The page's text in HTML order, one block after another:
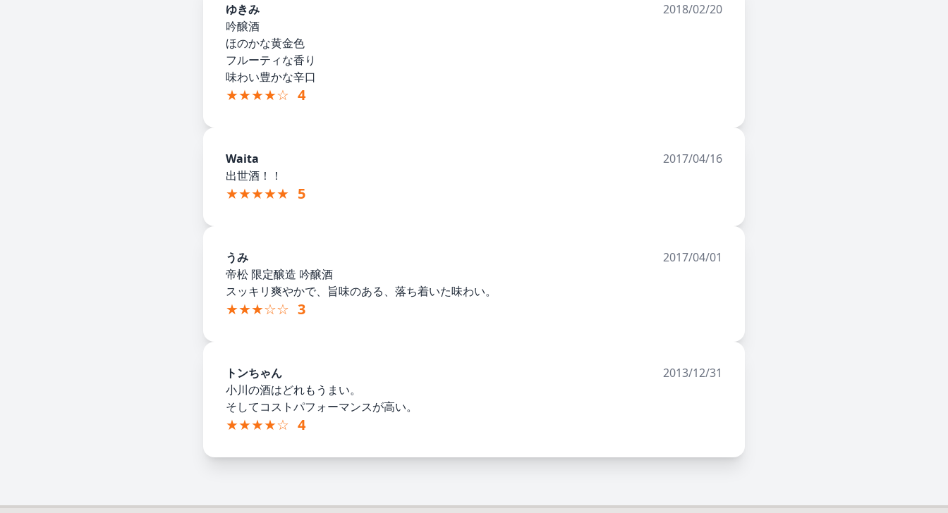
ゆきみ
2018/02/20
吟醸酒
ほのかな黄金色
フルーティな香り
味わい豊かな辛口
★★★★☆ 4
Waita
2017/04/16
出世酒！！
★★★★★ 5
うみ
2017/04/01
帝松 限定醸造 吟醸酒
スッキリ爽やかで、旨味のある、落ち着いた味わい。
★★★☆☆ 3
トンちゃん
2013/12/31
小川の酒はどれもうまい。
そしてコストパフォーマンスが高い。
★★★★☆ 4